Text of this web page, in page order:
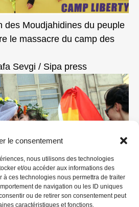
le consentement
nous utilisons des technologies
et/ou accéder aux informations des
à ces technologies nous permettra de traiter
de navigation ou les ID uniques
ou de retirer son consentement peut
caractéristiques et fonctions.
des Moudjahidines du peuple
le massacre du camp des
Sevgi / Sipa press